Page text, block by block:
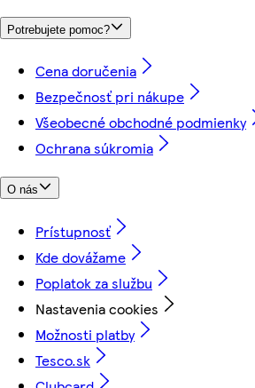
Potrebujete pomoc?
Cena doručenia
Bezpečnosť pri nákupe
Všeobecné obchodné podmienky
Ochrana súkromia
O nás
Prístupnosť
Kde dovážame
Poplatok za službu
Nastavenia cookies
Možnosti platby
Tesco.sk